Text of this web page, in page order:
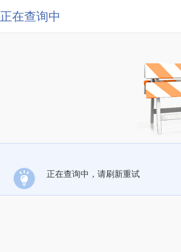
正在查询中
正在查询中，请刷新重试